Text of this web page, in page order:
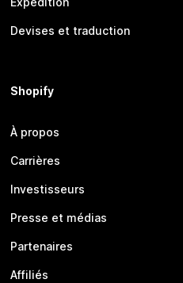
Devises et traduction
Shopify
À propos
Carrières
Investisseurs
Presse et médias
Partenaires
Affiliés